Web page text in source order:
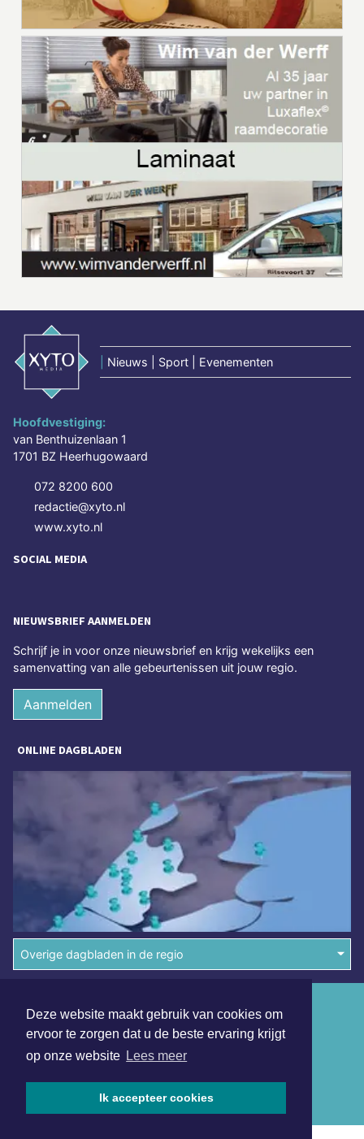
Deze website maakt gebruik van cookies om
ervoor te zorgen dat u de beste ervaring krijgt
op onze website Lees meer
Ik accepteer cookies
Nieuws | Sport | Evenementen
Hoofdvestiging:
van Benthuizenlaan 1
1701 BZ Heerhugowaard
072 8200 600
redactie@xyto.nl
www.xyto.nl
SOCIAL MEDIA
NIEUWSBRIEF AANMELDEN
Schrijf je in voor onze nieuwsbrief en krijg wekelijks een
samenvatting van alle gebeurtenissen uit jouw regio.
Aanmelden
ONLINE DAGBLADEN
Overige dagbladen in de regio
Copyright (c) 2026 | Middelburgsdagblad.nl - Alle rechten
Disclaimer
Privacy Statement